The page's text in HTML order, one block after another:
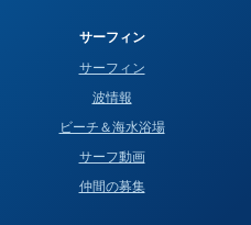
サーフィン
サーフィン
波情報
ビーチ＆海水浴場
サーフ動画
仲間の募集